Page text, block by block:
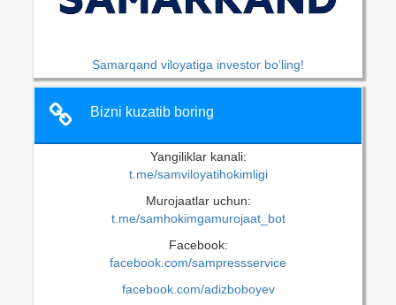
Samarqand viloyatiga investor bo‘ling!
Bizni kuzatib boring
Yangiliklar kanali:
t.me/samviloyatihokimligi
Murojaatlar uchun:
t.me/samhokimgamurojaat_bot
Facebook:
facebook.com/sampressservice
facebook.com/adizboboyev